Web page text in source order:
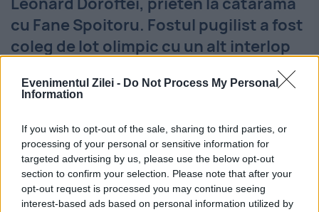
Evenimentul Zilei - Do Not Process My Personal
Information
If you wish to opt-out of the sale, sharing to third parties, or
processing of your personal or sensitive information for
targeted advertising by us, please use the below opt-out
section to confirm your selection. Please note that after your
opt-out request is processed you may continue seeing
interest-based ads based on personal information utilized by
cu Fane Spoitoru. Fostul pugilist a fost
coleg de lot olimpic cu un alt interlop
8 OCTOMBRIE 2024
Leonard Doroftei (54 de ani), fost mare
pugilist român, și la amatori, și la
profesioniști, a recunoscut că a avut o
relație foarte apropiată cu un interlop